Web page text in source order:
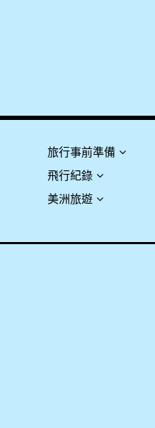
旅行事前準備
飛行紀錄
美洲旅遊